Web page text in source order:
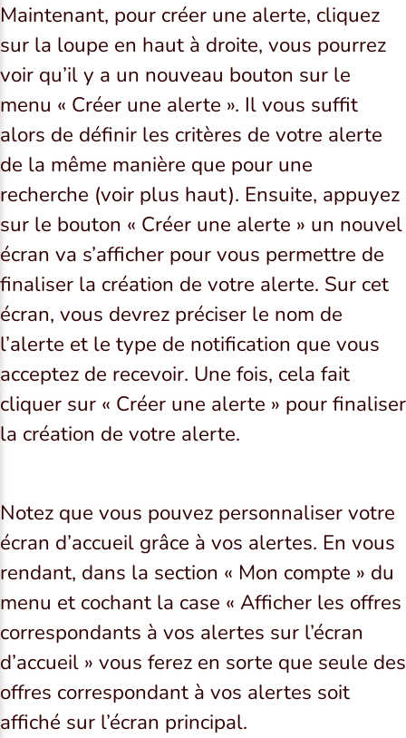
Maintenant, pour créer une alerte, cliquez
sur la loupe en haut à droite, vous pourrez
voir qu’il y a un nouveau bouton sur le
menu « Créer une alerte ». Il vous suffit
alors de définir les critères de votre alerte
de la même manière que pour une
recherche (voir plus haut). Ensuite, appuyez
sur le bouton « Créer une alerte » un nouvel
écran va s’afficher pour vous permettre de
finaliser la création de votre alerte. Sur cet
écran, vous devrez préciser le nom de
l’alerte et le type de notification que vous
acceptez de recevoir. Une fois, cela fait
cliquer sur « Créer une alerte » pour finaliser
la création de votre alerte.
Notez que vous pouvez personnaliser votre
écran d’accueil grâce à vos alertes. En vous
rendant, dans la section « Mon compte » du
menu et cochant la case « Afficher les offres
correspondants à vos alertes sur l’écran
d’accueil » vous ferez en sorte que seule des
offres correspondant à vos alertes soit
affiché sur l’écran principal.